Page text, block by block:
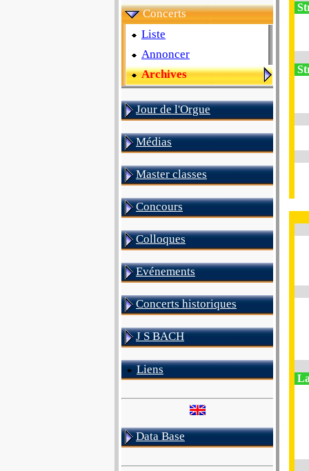
Concerts
Liste
Annoncer
Archives
Jour de l'Orgue
Médias
Master classes
Concours
Colloques
Evénements
Concerts historiques
J S BACH
Liens
Data Base